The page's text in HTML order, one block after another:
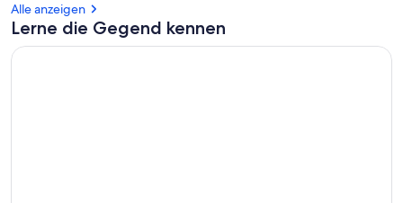
Alle anzeigen
Lerne die Gegend kennen